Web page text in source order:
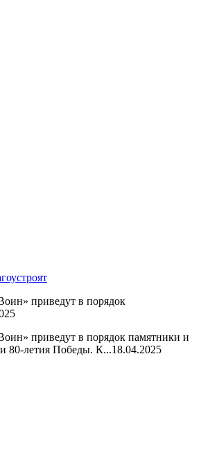
приведут в порядок
приведут в порядок памятники и
80-летия Победы. К...18.04.2025